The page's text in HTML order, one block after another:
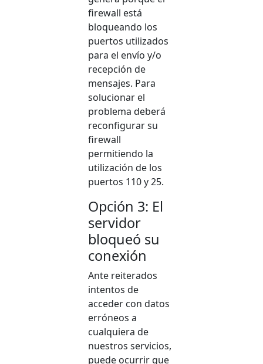
firewall está
bloqueando los
puertos utilizados
para el envío y/o
recepción de
mensajes. Para
solucionar el
problema deberá
reconfigurar su
firewall
permitiendo la
utilización de los
puertos 110 y 25.
Opción 3: El
servidor
bloqueó su
conexión
Ante reiterados
intentos de
acceder con datos
erróneos a
cualquiera de
nuestros servicios,
puede ocurrir que